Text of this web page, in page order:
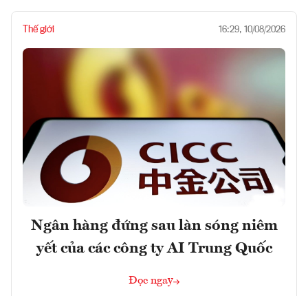
Thế giới 16:29, 10/08/2026
Ngân hàng đứng sau làn sóng niêm
yết của các công ty AI Trung Quốc
Đọc ngay